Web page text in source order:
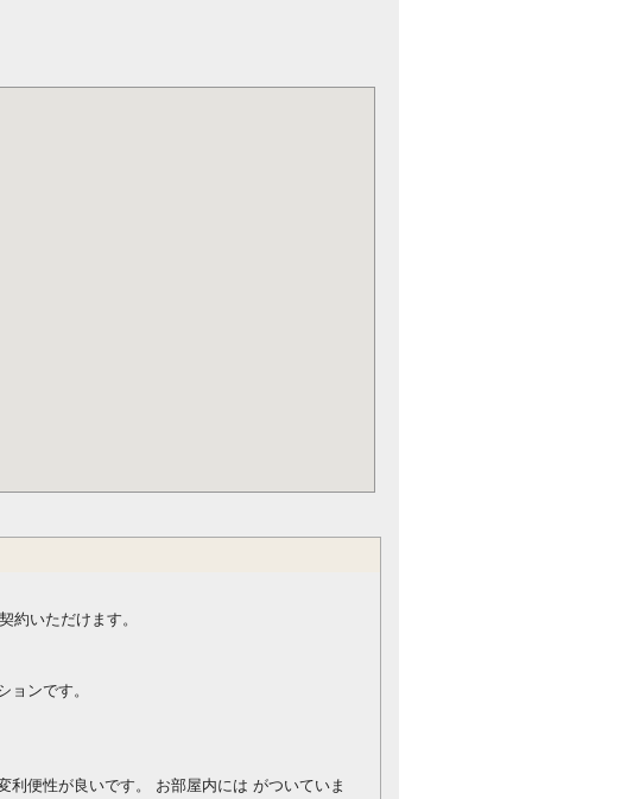
約いただけます。
ョンです。
利便性が良いです。 お部屋内には がついていま